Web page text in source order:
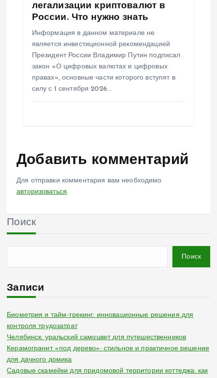
легализации криптовалют в
России. Что нужно знать
Информация в данном материале не
является инвестиционной рекомендацией
Президент России Владимир Путин подписал
закон «О цифровых валютах и цифровых
правах», основные части которого вступят в
силу с 1 сентября 2026…
Добавить комментарий
Для отправки комментария вам необходимо
авторизоваться.
Поиск
Поиск
Записи
Биометрия и тайм-трекинг: инновационные решения для
контроля трудозатрат
Челябинск: уральский самоцвет для путешественников
Керамогранит «под дерево»: стильное и практичное решение
для дачного домика
Садовые скамейки для придомовой территории коттеджа: как